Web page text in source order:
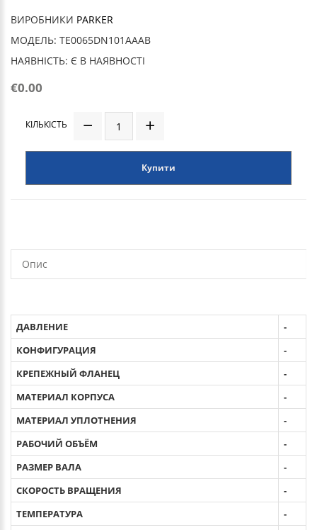
ВИРОБНИКИ PARKER
МОДЕЛЬ: TE0065DN101AAAB
НАЯВНІСТЬ: Є В НАЯВНОСТІ
€0.00
КІЛЬКІСТЬ
Купити
Опис
ДАВЛЕНИЕ
-
КОНФИГУРАЦИЯ
-
КРЕПЕЖНЫЙ ФЛАНЕЦ
-
МАТЕРИАЛ КОРПУСА
-
МАТЕРИАЛ УПЛОТНЕНИЯ
-
РАБОЧИЙ ОБЪЁМ
-
РАЗМЕР ВАЛА
-
СКОРОСТЬ ВРАЩЕНИЯ
-
ТЕМПЕРАТУРА
-